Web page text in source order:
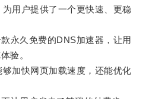
户提供了一个更快速、更稳
久免费的DNS加速器，让用
验。
加快网页加载速度，还能优化